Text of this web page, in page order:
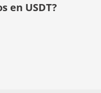
en USDT?